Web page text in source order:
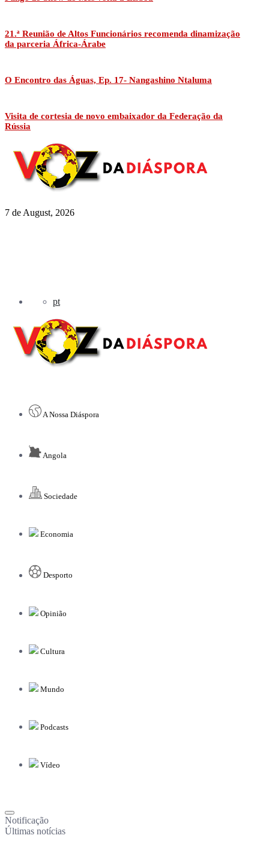
21.ª Reunião de Altos Funcionários recomenda dinamização
da parceria África-Árabe
O Encontro das Águas, Ep. 17- Nangashino Ntaluma
Visita de cortesia de novo embaixador da Federação da
Rússia
7 de August, 2026
pt
A Nossa Diáspora
Angola
Sociedade
Economia
Desporto
Opinião
Cultura
Mundo
Podcasts
Vídeo
Notificação
Últimas notícias